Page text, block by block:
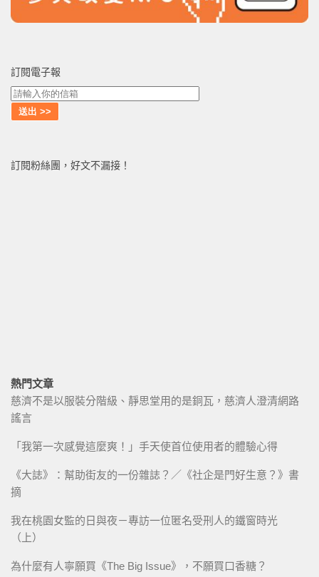
訂閱電子報
訂閱粉絲團，好文不漏接！
熱門文章
慈濟不是以服裝分階級、靜思堂用的是銅瓦，慈濟人澄清網路
謠言
「我第一次感覺這麼爽！」手天使首位使用者的體驗心得
《大誌》：幫助街友的一份雜誌？／《社企是門好生意？》書
摘
我在桃園女監的日與夜－專訪一位匿名受刑人的鐵窗時光
（上）
為什麼有人寧願買《The Big Issue》，不願買口香糖？